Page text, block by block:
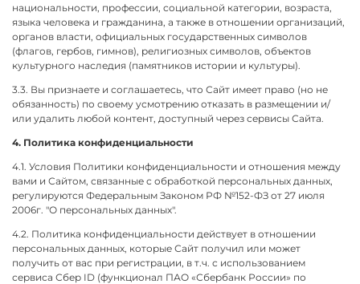
национальности, профессии, социальной категории, возраста,
языка человека и гражданина, а также в отношении организаций,
органов власти, официальных государственных символов
(флагов, гербов, гимнов), религиозных символов, объектов
культурного наследия (памятников истории и культуры).
3.3. Вы признаете и соглашаетесь, что Сайт имеет право (но не
обязанность) по своему усмотрению отказать в размещении и/
или удалить любой контент, доступный через сервисы Сайта.
4. Политика конфиденциальности
4.1. Условия Политики конфиденциальности и отношения между
вами и Сайтом, связанные с обработкой персональных данных,
регулируются Федеральным Законом РФ №152-ФЗ от 27 июля
2006г. "О персональных данных".
4.2. Политика конфиденциальности действует в отношении
персональных данных, которые Сайт получил или может
получить от вас при регистрации, в т.ч. с использованием
сервиса Сбер ID (функционал ПАО «Сбербанк России» по